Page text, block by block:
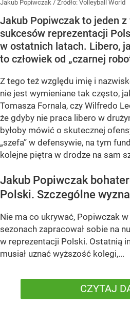
Jakub Popiwczak / Źródło: Volleyball World
Jakub Popiwczak to jeden
sukcesów reprezentacji
w ostatnich latach. Libero,
to człowiek od „czarnej
Z tego też względu imię i
nie jest wymieniane tak często,
Tomasza Fornala, czy Wilfredo
że gdyby nie praca libero w
byłoby mówić o skutecznej
„szefa” w defensywie, na tym
kolejne piętra w drodze na sam
Jakub Popiwczak
Polski. Szczególne
Nie ma co ukrywać, Popiwczak
sezonach zapracował sobie na
w reprezentacji Polski. Ostatnią
musiał uznać wyższość kolegi,...
CZYTAJ